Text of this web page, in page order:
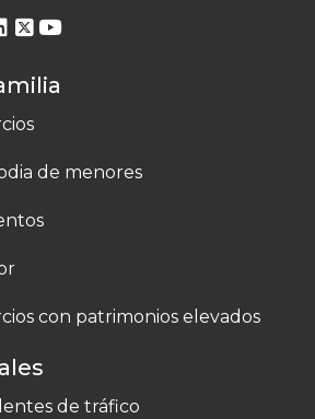
de menores
con patrimonios elevados
de tráfico